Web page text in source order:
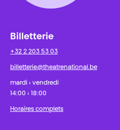
Billetterie
+32 2 203 53 03
billetterie@theatrenational.be
mardi › vendredi
14:00 › 18:00
Horaires complets